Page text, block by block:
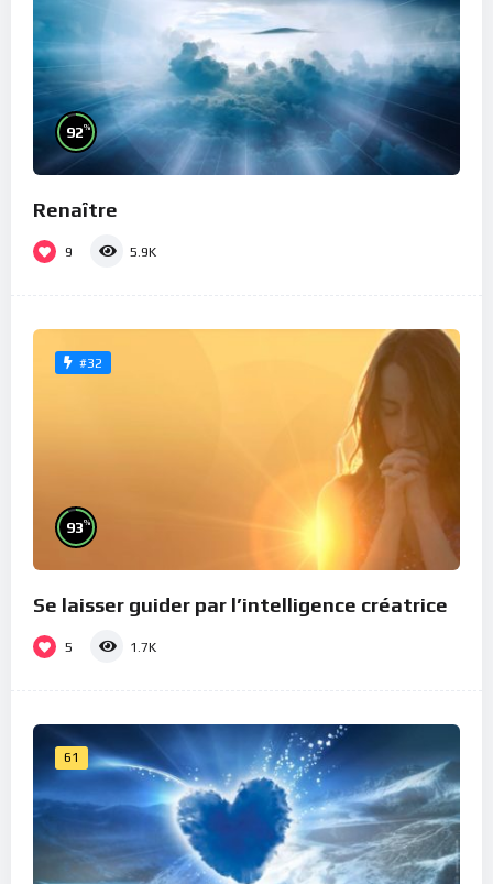
92%
Renaître
9 5.9K
#32
93%
Se laisser guider par l’intelligence créatrice
5 1.7K
61